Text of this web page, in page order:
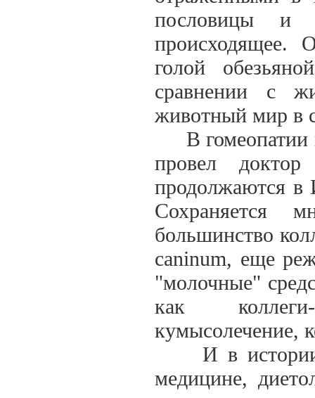
пословицы и
происходящее.
голой
сравнении с
животный мир в
В гомеопатии
провел
продолжаются в
Сохраняется
большинство
caninum, еще
"молочные"
как
кумысолечение,
И в истории
медицине,